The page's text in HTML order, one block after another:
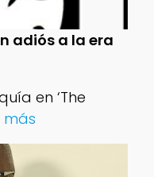
adiós a la era
en ‘The
más